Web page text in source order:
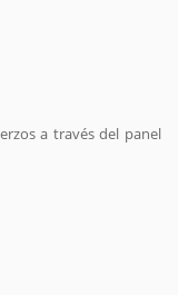
a través del panel